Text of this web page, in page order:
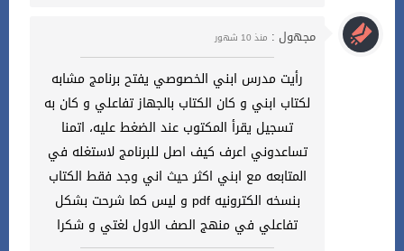
مجهول : منذ 10 شهور
رأيت مدرس ابني الخصوصي يفتح برنامج مشابه
لكتاب ابني و كان الكتاب بالجهاز تفاعلي و كان به
تسجيل يقرأ المكتوب عند الضغط عليه، اتمنا
تساعدوني اعرف كيف اصل للبرنامج لاستغله في
المتابعه مع ابني اكثر حيث اني وجد فقط الكتاب
بنسخه الكترونيه pdf و ليس كما شرحت بشكل
تفاعلي في منهج الصف الاول لغتي و شكرا